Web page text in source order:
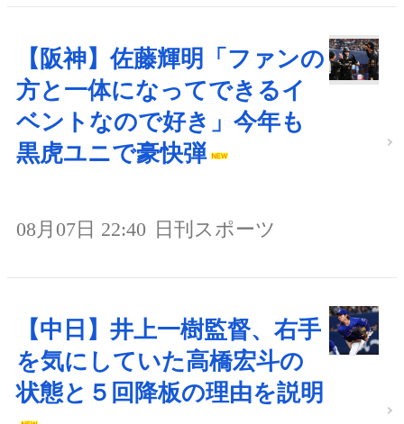
【阪神】佐藤輝明「ファンの
方と一体になってできるイ
ベントなので好き」今年も
黒虎ユニで豪快弾
08月07日 22:40 日刊スポーツ
【中日】井上一樹監督、右手
を気にしていた高橋宏斗の
状態と５回降板の理由を説明